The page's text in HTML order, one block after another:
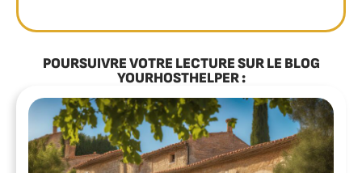
POURSUIVRE VOTRE LECTURE SUR LE BLOG
YOURHOSTHELPER :